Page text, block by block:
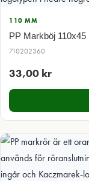
110 MM
PP Markböj 110x45
710202360
33,00 kr